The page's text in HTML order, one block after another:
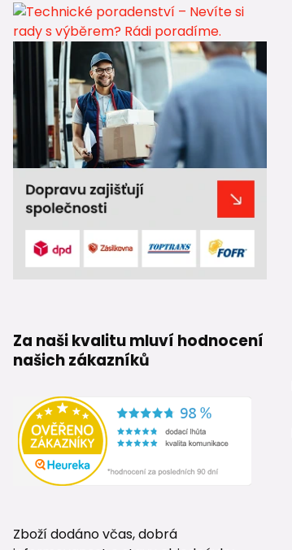
Za naši kvalitu mluví hodnocení
našich zákazníků
Zboží dodáno včas, dobrá